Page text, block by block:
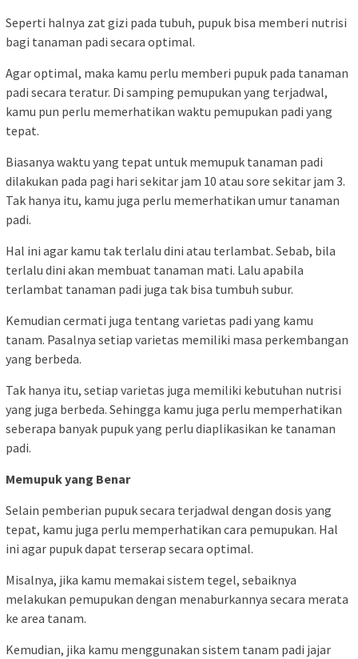
Seperti halnya zat gizi pada tubuh, pupuk bisa memberi nutrisi
bagi tanaman padi secara optimal.
Agar optimal, maka kamu perlu memberi pupuk pada tanaman
padi secara teratur. Di samping pemupukan yang terjadwal,
kamu pun perlu memerhatikan waktu pemupukan padi yang
tepat.
Biasanya waktu yang tepat untuk memupuk tanaman padi
dilakukan pada pagi hari sekitar jam 10 atau sore sekitar jam 3.
Tak hanya itu, kamu juga perlu memerhatikan umur tanaman
padi.
Hal ini agar kamu tak terlalu dini atau terlambat. Sebab, bila
terlalu dini akan membuat tanaman mati. Lalu apabila
terlambat tanaman padi juga tak bisa tumbuh subur.
Kemudian cermati juga tentang varietas padi yang kamu
tanam. Pasalnya setiap varietas memiliki masa perkembangan
yang berbeda.
Tak hanya itu, setiap varietas juga memiliki kebutuhan nutrisi
yang juga berbeda. Sehingga kamu juga perlu memperhatikan
seberapa banyak pupuk yang perlu diaplikasikan ke tanaman
padi.
Memupuk yang Benar
Selain pemberian pupuk secara terjadwal dengan dosis yang
tepat, kamu juga perlu memperhatikan cara pemupukan. Hal
ini agar pupuk dapat terserap secara optimal.
Misalnya, jika kamu memakai sistem tegel, sebaiknya
melakukan pemupukan dengan menaburkannya secara merata
ke area tanam.
Kemudian, jika kamu menggunakan sistem tanam padi jajar